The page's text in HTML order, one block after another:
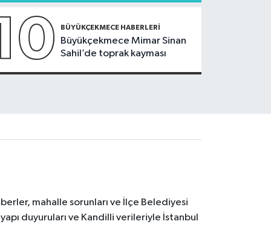
BÜYÜKÇEKMECE HABERLERI
Büyükçekmece Mimar Sinan
Sahil’de toprak kayması
mahalle sorunları ve İlçe Belediyesi
duyuruları ve Kandilli verileriyle İstanbul